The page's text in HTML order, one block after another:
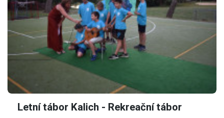
Letní tábor Kalich - Rekreační tábor